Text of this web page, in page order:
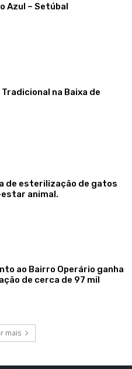
Azul – Setúbal
na Baixa de
de esterilização de gatos
animal.
ao Bairro Operário ganha
de cerca de 97 mil
mais